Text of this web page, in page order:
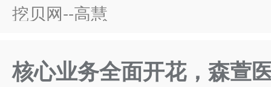
挖贝网--高慧
核心业务全面开花，森萱